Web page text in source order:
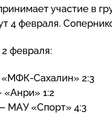
участие в
4 февраля.
2 февраля:
Сахалин» 2:3
1:2
МАУ «Спорт» 4:3